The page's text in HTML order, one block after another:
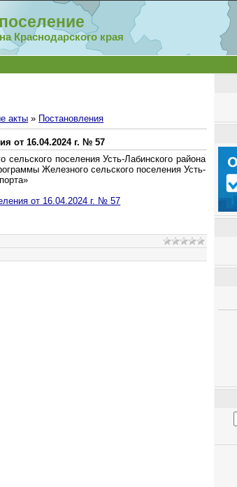
Краснодарского края
акты » Постановления
от 16.04.2024 г. № 57
поселения Усть-Лабинского района
Железного сельского поселения Усть-
от 16.04.2024 г. № 57